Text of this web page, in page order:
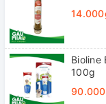
Bioline
100g